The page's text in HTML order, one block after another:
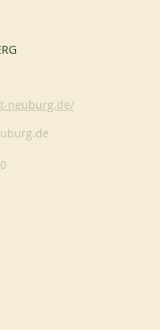
neuburg.de/